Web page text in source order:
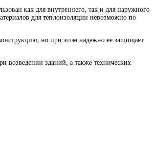
как для внутреннего, так и для наружного
для теплоизоляции невозможно по
но при этом надежно ее защищает
возведении зданий, а также технических